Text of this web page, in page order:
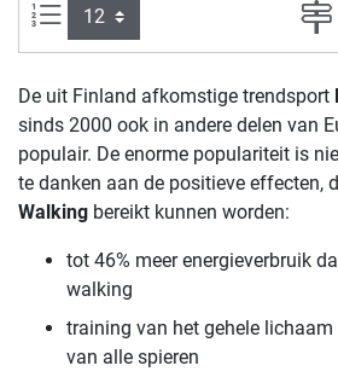
Artikelen per pagina:
De uit Finland afkomstige trendsport
sinds 2000 ook in andere delen van
populair. De enorme populariteit is
te danken aan de positieve effecten,
Walking bereikt kunnen worden:
tot 46% meer energieverbruik
walking
training van het gehele
van alle spieren